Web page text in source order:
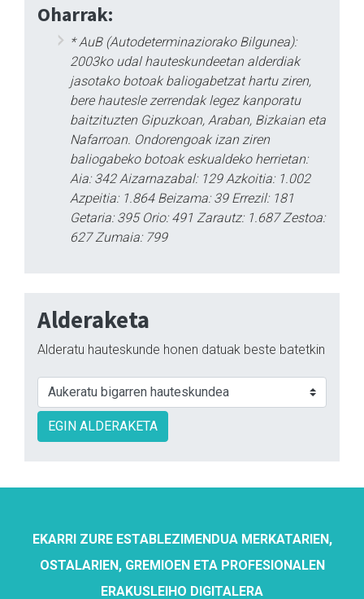
Oharrak:
* AuB (Autodeterminaziorako Bilgunea):
2003ko udal hauteskundeetan alderdiak
jasotako botoak baliogabetzat hartu ziren,
bere hautesle zerrendak legez kanporatu
baitzituzten Gipuzkoan, Araban, Bizkaian eta
Nafarroan. Ondorengoak izan ziren
baliogabeko botoak eskualdeko herrietan:
Aia: 342 Aizarnazabal: 129 Azkoitia: 1.002
Azpeitia: 1.864 Beizama: 39 Errezil: 181
Getaria: 395 Orio: 491 Zarautz: 1.687 Zestoa:
627 Zumaia: 799
Alderaketa
Alderatu hauteskunde honen datuak beste batetkin
EGIN ALDERAKETA
EKARRI ZURE ESTABLEZIMENDUA MERKATARIEN,
OSTALARIEN, GREMIOEN ETA PROFESIONALEN
ERAKUSLEIHO DIGITALERA